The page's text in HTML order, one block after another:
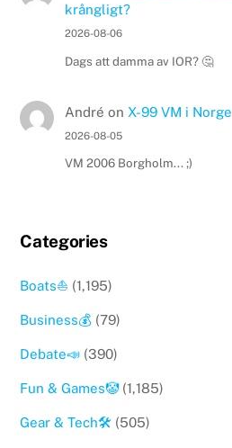
krångligt?
2026-08-06
Dags att damma av IOR? 🤔
André on X-99 VM i Norge
2026-08-05
VM 2006 Borgholm... ;)
Categories
Boats⛵️ (1,195)
Business💰 (79)
Debate📣 (390)
Fun & Games🤡(1,185)
Gear & Tech🛠 (505)